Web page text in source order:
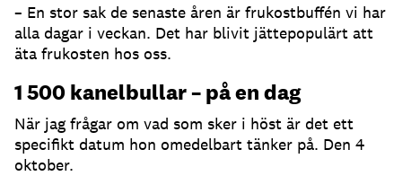
– En stor sak de senaste åren är frukostbuffén vi har
alla dagar i veckan. Det har blivit jättepopulärt att
äta frukosten hos oss.
1 500 kanelbullar – på en dag
När jag frågar om vad som sker i höst är det ett
specifikt datum hon omedelbart tänker på. Den 4
oktober.